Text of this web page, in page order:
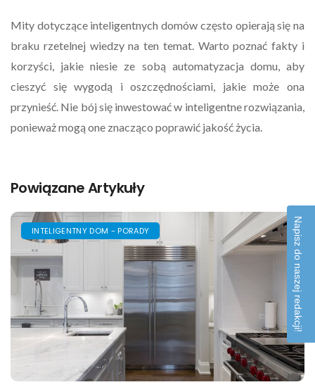
Mity dotyczące inteligentnych domów często opierają się na
braku rzetelnej wiedzy na ten temat. Warto poznać fakty i
korzyści, jakie niesie ze sobą automatyzacja domu, aby
cieszyć się wygodą i oszczędnościami, jakie może ona
przynieść. Nie bój się inwestować w inteligentne rozwiązania,
ponieważ mogą one znacząco poprawić jakość życia.
Powiązane Artykuły
INTELIGENTNY DOM - PORADY Napisz do naszej redakcji!